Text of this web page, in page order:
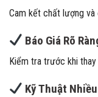
Cam kết chất lượng và
Báo Giá Rõ
Kiểm tra trước khi thay
Kỹ Thuật